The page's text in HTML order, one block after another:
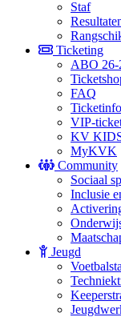
Staf
Ticketing
ABO 26-
FAQ
Ticketinfo
VIP-
KV
MyKVK
Community
Sociaal
Inclusie
Jeugd